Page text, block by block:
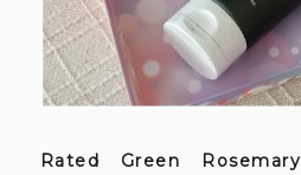
Rated Green Rosemary